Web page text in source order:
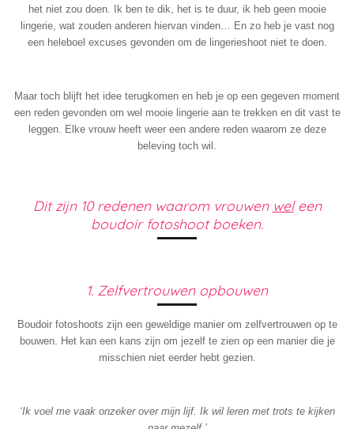
het niet zou doen. Ik ben te dik, het is te duur, ik heb geen mooie
lingerie, wat zouden anderen hiervan vinden… En zo heb je vast nog
een heleboel excuses gevonden om de lingerieshoot niet te doen.
Maar toch blijft het idee terugkomen en heb je op een gegeven moment
een reden gevonden om wel mooie lingerie aan te trekken en dit vast te
leggen. Elke vrouw heeft weer een andere reden waarom ze deze
beleving toch wil.
Dit zijn 10 redenen waarom vrouwen weleen
boudoir fotoshoot boeken.
1. Zelfvertrouwen opbouwen
Boudoir fotoshoots zijn een geweldige manier om zelfvertrouwen op te
bouwen. Het kan een kans zijn om jezelf te zien op een manier die je
misschien niet eerder hebt gezien.
‘Ik voel me vaak onzeker over mijn lijf. Ik wil leren met trots te kijken